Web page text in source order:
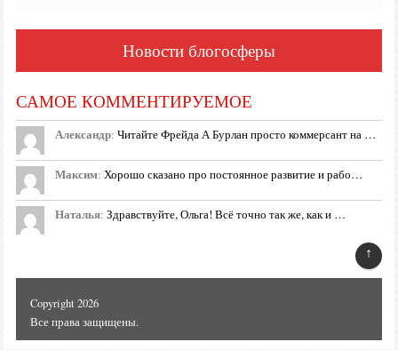
Новости блогосферы
САМОЕ КОММЕНТИРУЕМОЕ
Александр: Читайте Фрейда А Бурлан просто коммерсант на …
Максим: Хорошо сказано про постоянное развитие и рабо…
Наталья: Здравствуйте, Ольга! Всё точно так же, как и …
Copyright 2026
Все права защищены.
↑